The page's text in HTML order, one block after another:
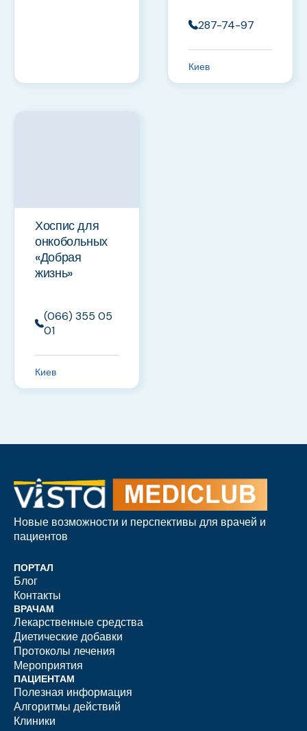
287-74-97
Киев
Хоспис для
онкобольных
«Добрая
жизнь»
(066) 355 05
01
Киев
Новые возможности и перспективы для врачей и
пациентов
ПОРТАЛ
Блог
Контакты
ВРАЧАМ
Лекарственные средства
Диетические добавки
Протоколы лечения
Мероприятия
ПАЦИЕНТАМ
Полезная информация
Алгоритмы действий
Клиники